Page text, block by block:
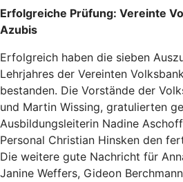
Erfolgreiche Prüfung: Vereinte
Azubis
Erfolgreich haben die sieben
Lehrjahres der Vereinten
bestanden. Die Vorstände der
und Martin Wissing, gratulierten
Ausbildungsleiterin Nadine
Personal Christian Hinsken den
Die weitere gute Nachricht für
Janine Weffers, Gideon